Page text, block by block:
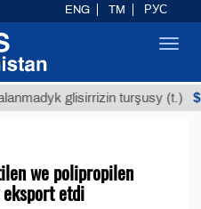
glisirrizin turşusy (t.)
we polipropilen
etdi
ENG TM РУС